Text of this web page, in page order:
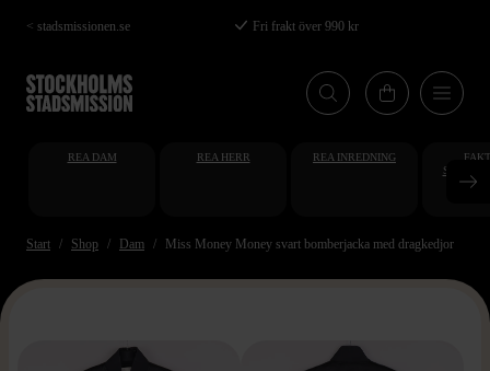
Hoppa
till
huvudinnehåll
< stadsmissionen.se Fri frakt över 990 kr
REA DAM REA HERR REA INREDNING
Start Shop Dam Miss Money Money svart bomberjacka med dragkedjor